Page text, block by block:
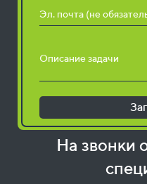
Эл. почта (не
Описание задачи
На звонки